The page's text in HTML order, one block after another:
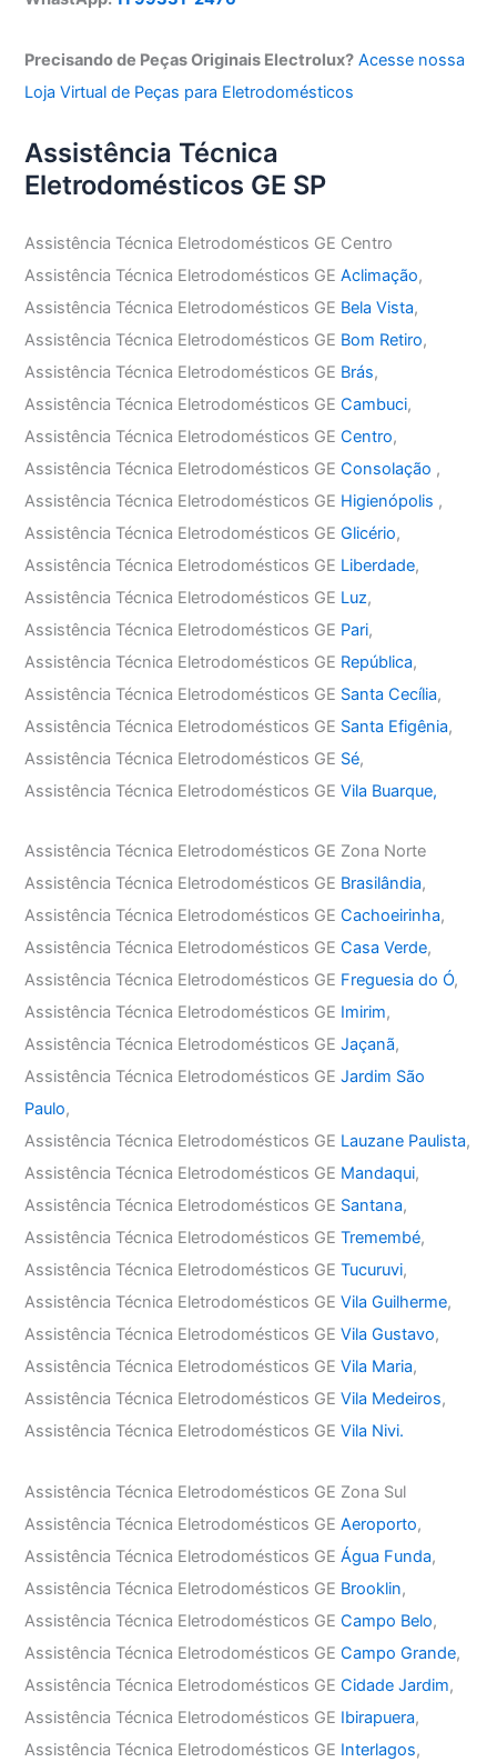
Precisando de Peças Originais Electrolux? Acesse nossa
Loja Virtual de Peças para Eletrodomésticos
Assistência Técnica
Eletrodomésticos GE SP
Assistência Técnica Eletrodomésticos GE Centro
Assistência Técnica Eletrodomésticos GEAclimação,
Assistência Técnica Eletrodomésticos GE Bela Vista,
Assistência Técnica Eletrodomésticos GE Bom Retiro,
Assistência Técnica Eletrodomésticos GE Brás,
Assistência Técnica Eletrodomésticos GECambuci,
Assistência Técnica Eletrodomésticos GECentro,
Assistência Técnica Eletrodomésticos GEConsolação ,
Assistência Técnica Eletrodomésticos GE Higienópolis ,
Assistência Técnica Eletrodomésticos GEGlicério,
Assistência Técnica Eletrodomésticos GE Liberdade,
Assistência Técnica Eletrodomésticos GE Luz,
Assistência Técnica Eletrodomésticos GE Pari,
Assistência Técnica Eletrodomésticos GE República,
Assistência Técnica Eletrodomésticos GE Santa Cecília,
Assistência Técnica Eletrodomésticos GE Santa Efigênia,
Assistência Técnica Eletrodomésticos GE Sé,
Assistência Técnica Eletrodomésticos GEVila Buarque,
Assistência Técnica Eletrodomésticos GE Zona Norte
Assistência Técnica Eletrodomésticos GE Brasilândia,
Assistência Técnica Eletrodomésticos GECachoeirinha,
Assistência Técnica Eletrodomésticos GECasa Verde,
Assistência Técnica Eletrodomésticos GE Freguesia do Ó,
Assistência Técnica Eletrodomésticos GE Imirim,
Assistência Técnica Eletrodomésticos GEJaçanã,
Assistência Técnica Eletrodomésticos GEJardim São
Paulo,
Assistência Técnica Eletrodomésticos GE Lauzane Paulista,
Assistência Técnica Eletrodomésticos GE Mandaqui,
Assistência Técnica Eletrodomésticos GE Santana,
Assistência Técnica Eletrodomésticos GETremembé,
Assistência Técnica Eletrodomésticos GETucuruvi,
Assistência Técnica Eletrodomésticos GEVila Guilherme,
Assistência Técnica Eletrodomésticos GEVila Gustavo,
Assistência Técnica Eletrodomésticos GEVila Maria,
Assistência Técnica Eletrodomésticos GEVila Medeiros,
Assistência Técnica Eletrodomésticos GEVila Nivi.
Assistência Técnica Eletrodomésticos GE Zona Sul
Assistência Técnica Eletrodomésticos GEAeroporto,
Assistência Técnica Eletrodomésticos GEÁgua Funda,
Assistência Técnica Eletrodomésticos GE Brooklin,
Assistência Técnica Eletrodomésticos GECampo Belo,
Assistência Técnica Eletrodomésticos GECampo Grande,
Assistência Técnica Eletrodomésticos GECidade Jardim,
Assistência Técnica Eletrodomésticos GE Ibirapuera,
Assistência Técnica Eletrodomésticos GE Interlagos,